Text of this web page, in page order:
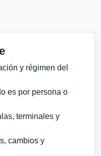
y régimen del
es por persona o
terminales y
cambios y